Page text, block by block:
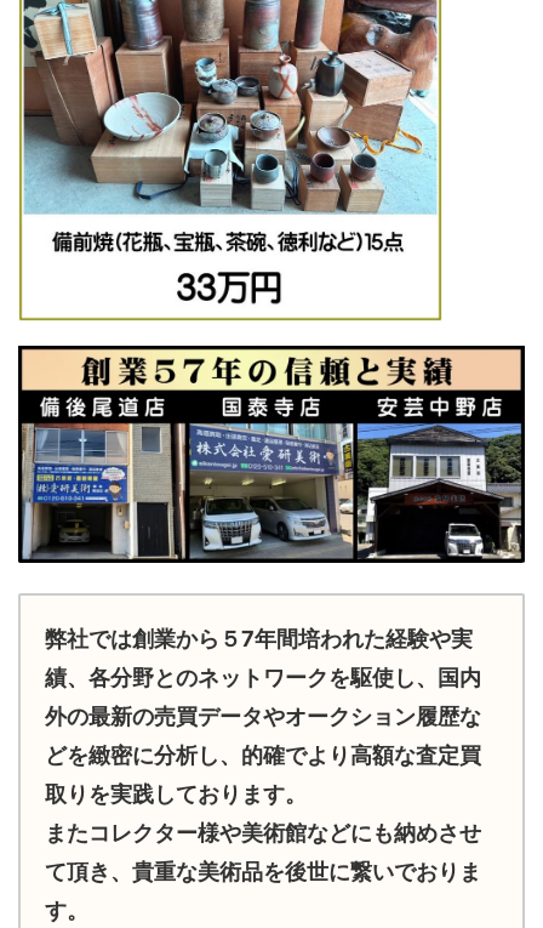
弊社では創業から５7年間培われた経験や実
績、各分野とのネットワークを駆使し、国内
外の最新の売買データやオークション履歴な
どを緻密に分析し、的確でより高額な査定買
取りを実践しております。
またコレクター様や美術館などにも納めさせ
て頂き、貴重な美術品を後世に繋いでおりま
す。